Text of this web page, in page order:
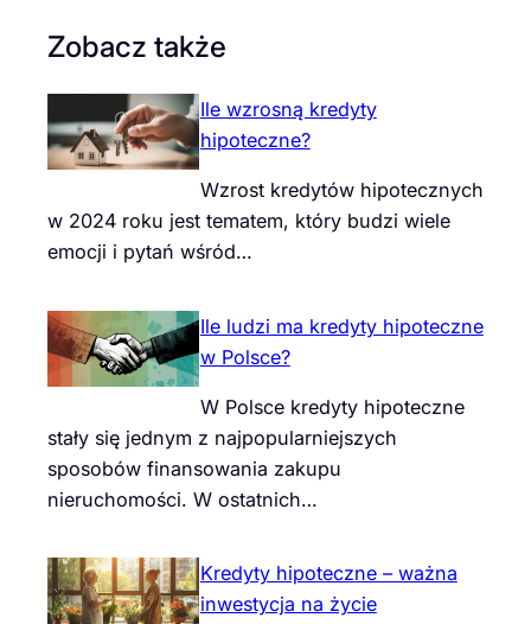
Zobacz także
Ile wzrosną kredyty
hipoteczne?
Wzrost kredytów hipotecznych
w 2024 roku jest tematem, który budzi wiele
emocji i pytań wśród…
Ile ludzi ma kredyty hipoteczne
w Polsce?
W Polsce kredyty hipoteczne
stały się jednym z najpopularniejszych
sposobów finansowania zakupu
nieruchomości. W ostatnich…
Kredyty hipoteczne – ważna
inwestycja na życie